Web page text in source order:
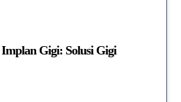
Gigi: Solusi Gigi